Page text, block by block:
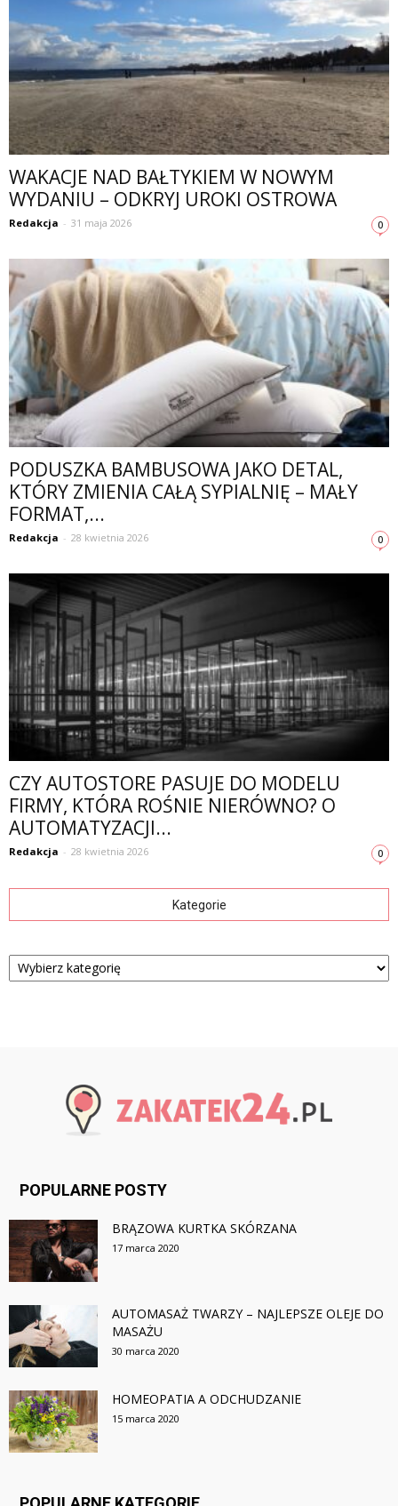
WAKACJE NAD BAŁTYKIEM W NOWYM
WYDANIU – ODKRYJ UROKI OSTROWA
Redakcja - 31 maja 2026 0
PODUSZKA BAMBUSOWA JAKO DETAL,
KTÓRY ZMIENIA CAŁĄ SYPIALNIĘ – MAŁY
FORMAT,...
Redakcja - 28 kwietnia 2026 0
CZY AUTOSTORE PASUJE DO MODELU
FIRMY, KTÓRA ROŚNIE NIERÓWNO? O
AUTOMATYZACJI...
Redakcja - 28 kwietnia 2026 0
Kategorie
Kategorie
POPULARNE POSTY
BRĄZOWA KURTKA SKÓRZANA
17 marca 2020
AUTOMASAŻ TWARZY – NAJLEPSZE OLEJE DO
MASAŻU
30 marca 2020
HOMEOPATIA A ODCHUDZANIE
15 marca 2020